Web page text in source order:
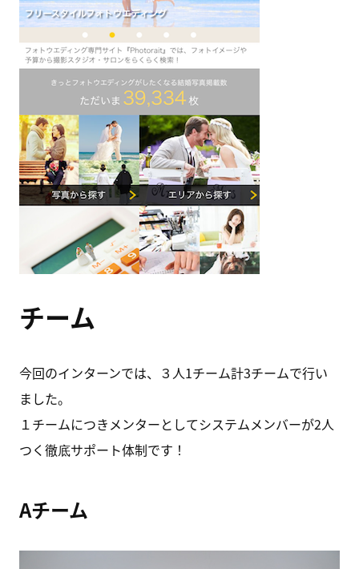
チーム
今回のインターンでは、３人1チーム計3チームで行い
ました。
１チームにつきメンターとしてシステムメンバーが2人
つく徹底サポート体制です！
Aチーム